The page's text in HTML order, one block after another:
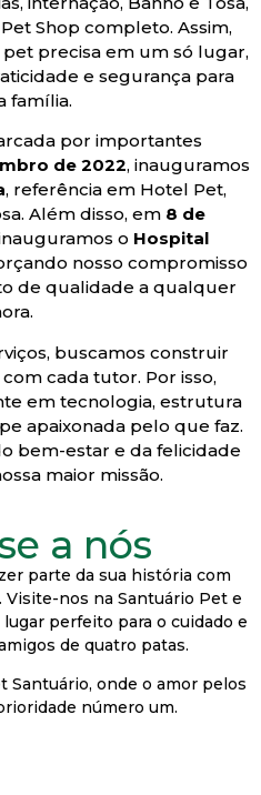
Shop completo. Assim,
precisa em um só lugar,
e segurança para
família.
por importantes
de 2022, inauguramos
, referência em Hotel Pet,
Além disso, em 8 de
o Hospital
nosso compromisso
de qualidade a qualquer
buscamos construir
cada tutor. Por isso,
em tecnologia, estrutura
apaixonada pelo que faz.
bem-estar e da felicidade
maior missão.
a nós
parte da sua história com
Visite-nos na Santuário Pet e
perfeito para o cuidado e
de quatro patas.
Santuário, onde o amor pelos
número um.